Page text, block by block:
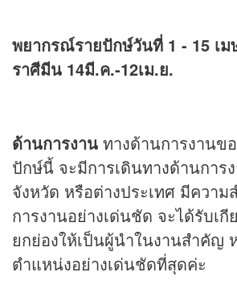
พยากรณ์รายปักษ์วันที่ 1 - 15 เม
ราศีมีน 14มี.ค.-12เม.ย.
ด้านการงาน ทางด้านการงานข
ปักษ์นี้ จะมีการเดินทางด้านการ
จังหวัด หรือต่างประเทศ มีความ
การงานอย่างเด่นชัด จะได้รับเกี
ยกย่องให้เป็นผู้นำในงานสำคัญ
ตำแหน่งอย่างเด่นชัดที่สุดค่ะ